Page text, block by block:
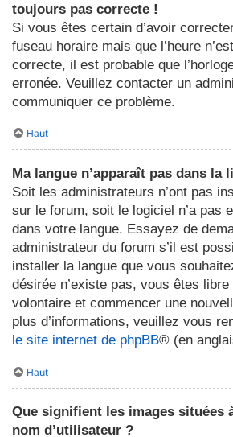
toujours pas correcte !
Si vous êtes certain d’avoir
fuseau horaire mais que l’heure
correcte, il est probable que
erronée. Veuillez contacter un
communiquer ce problème.
Haut
Ma langue n’apparaît pas dans la
Soit les administrateurs n’ont pas
sur le forum, soit le logiciel n’a pas
dans votre langue. Essayez de
administrateur du forum s’il est
installer la langue que vous
désirée n’existe pas, vous êtes
volontaire et commencer une
plus d’informations, veuillez vous
le site internet de phpBB® (en
Haut
Que signifient les images situées
nom d’utilisateur ?